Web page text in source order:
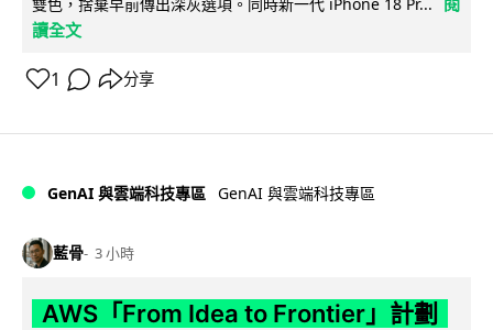
讀全文
1 分享
GenAI 與雲端科技專區 GenAI 與雲端科技專區
藍骨 3 小時
AWS「From Idea to Frontier」計劃